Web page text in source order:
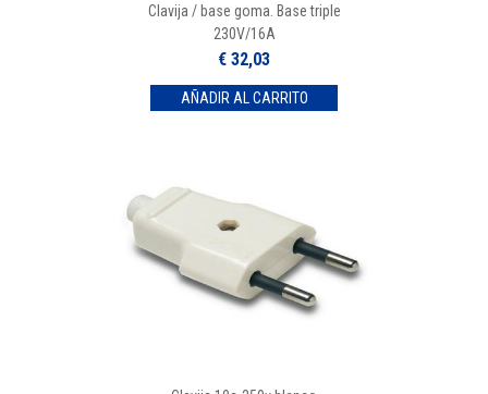
Clavija / base goma. Base triple
230V/16A
€ 32,03